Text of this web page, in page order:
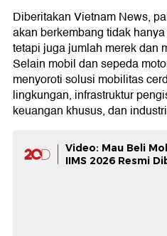
Diberitakan Vietnam News,
akan berkembang tidak
tetapi juga jumlah merek dan
Selain mobil dan sepeda
menyoroti solusi mobilitas
lingkungan, infrastruktur
keuangan khusus, dan
Video: Mau Beli
IIMS 2026 Resmi